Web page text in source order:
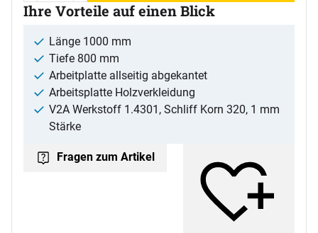
Ihre Vorteile auf einen Blick
Länge 1000 mm
Tiefe 800 mm
Arbeitplatte allseitig abgekantet
Arbeitsplatte Holzverkleidung
V2A Werkstoff 1.4301, Schliff Korn 320, 1 mm
Stärke
Fragen zum Artikel